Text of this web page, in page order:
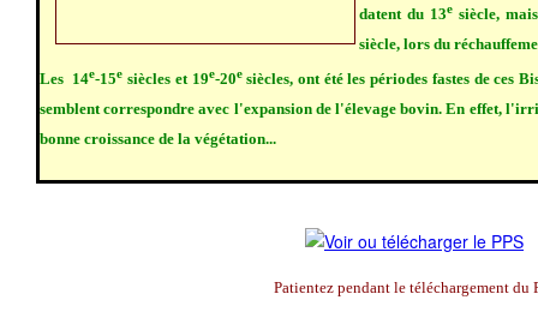
datent du 13e siècle,
siècle, lors du
Les 14e-15e siècles et 19e-20esiècles, ont été les périodes fastes de ces
semblent correspondre avec l'expansion de l'élevage bovin. En effet,
bonne croissance de la végétation...
Patientez pendant le téléchargement du